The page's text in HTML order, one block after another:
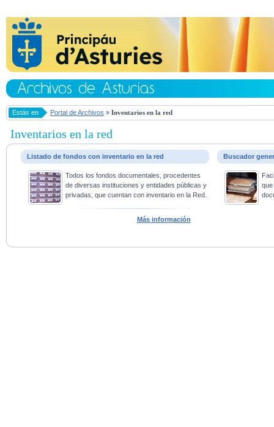
Estás en Portal de Archivos » Inventarios en la red
Inventarios en la red
Listado de fondos con inventario en la red
Todos los fondos documentales, procedentes
de diversas instituciones y entidades públicas y
privadas, que cuentan con inventario en la Red.
Más información
Buscador